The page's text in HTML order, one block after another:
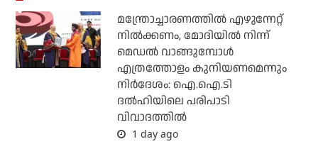
മന്ത്രോച്ചാരണത്തില്‍ എഴുന്നേറ്റ്
നില്‍ക്കണം, മോദിയില്‍ നിന്ന്
മെഡല്‍ വാങ്ങുമ്പോള്‍
എത്രത്തോളം കുനിയണമെന്നും
നിര്‍ദേശം: ഐ.ഐ.ടി
ദല്‍ഹിയിലെ പരിപാടി
വിവാദത്തില്‍
1 day ago